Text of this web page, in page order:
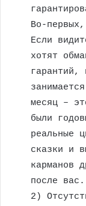
Во-
Если
хотят
гарантий,
месяц –
были
реальные
сказки и
карманов
после вас.
2)